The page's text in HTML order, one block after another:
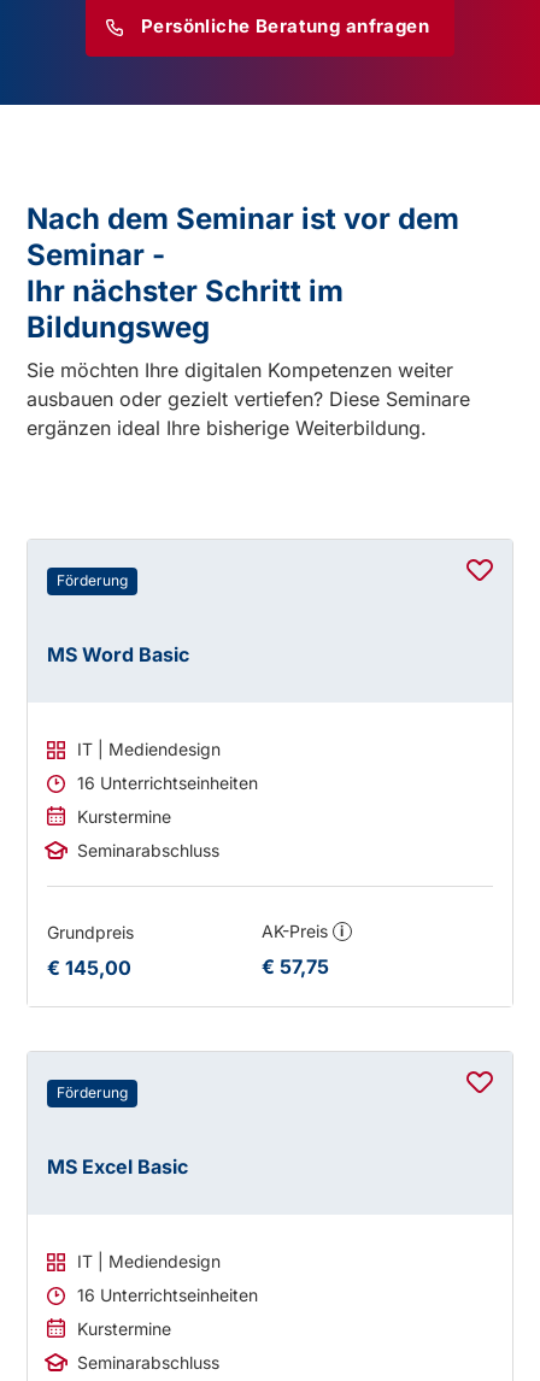
Persönliche Beratung anfragen
Nach dem Seminar ist vor dem
Seminar -
Ihr nächster Schritt im
Bildungsweg
Sie möchten Ihre digitalen Kompetenzen weiter
ausbauen oder gezielt vertiefen? Diese Seminare
ergänzen ideal Ihre bisherige Weiterbildung.
Förderung
MS Word Basic
IT | Mediendesign
16 Unterrichtseinheiten
Kurstermine
Seminarabschluss
Grundpreis
€ 145,00
AK-Preis i
€ 57,75
Förderung
MS Excel Basic
IT | Mediendesign
16 Unterrichtseinheiten
Kurstermine
Seminarabschluss